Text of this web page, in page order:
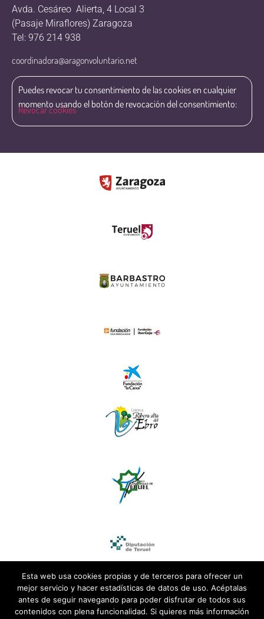
Avda. Cesáreo Alierta, 4 Local 3
(Pasaje Miraflores) Zaragoza
Tel: 976 214 938
coordinadora@aragonvoluntario.net
Puedes revocar tu consentimiento de las cookies en cualquier
momento usando el botón de revocación del consentimiento:
Revocar cookies
Esta web usa cookies propias y de terceros para ofrecer un
mejor servicio y hacer estadísticas de datos de uso. Acéptalas
antes de seguir navegando para poder disfrutar de todos sus
contenidos con plena funcionalidad. Si quieres más información